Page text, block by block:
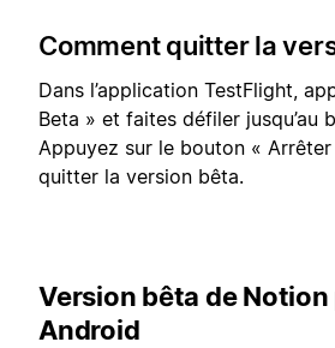
Comment quitter la
Dans l’application TestFlight,
Beta » et faites défiler jusqu’au
Appuyez sur le bouton «
quitter la version bêta.
Version bêta de
Android